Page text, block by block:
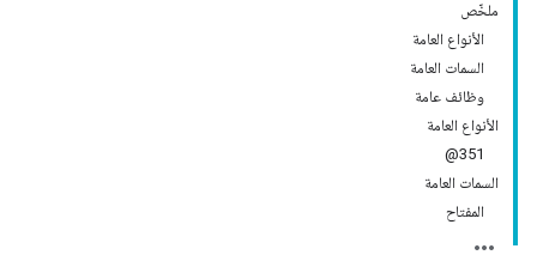
ملخّص
الأنواع العامة
السمات العامة
وظائف عامة
الأنواع العامة
351@
السمات العامة
المفتاح